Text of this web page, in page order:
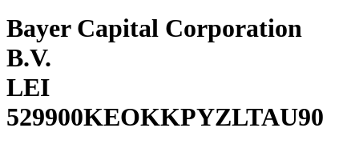
Bayer Capital Corporation
B.V.
LEI
529900KEOKKPYZLTAU90